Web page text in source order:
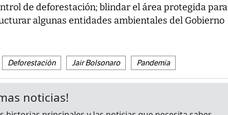
de deforestación; blindar el área protegida para
algunas entidades ambientales del Gobierno
Deforestación Jair Bolsonaro Pandemia